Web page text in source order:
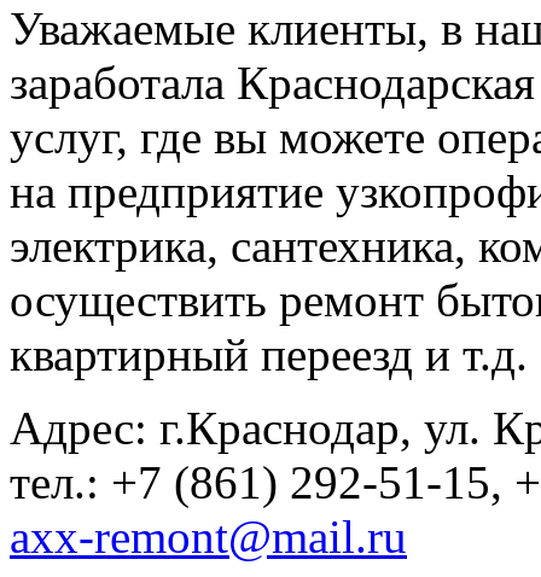
Уважаемые клиенты, в
заработала
услуг, где вы можете
на предприятие
электрика, сантехника,
осуществить ремонт
квартирный переезд и т.д.
Адрес: г.Краснодар, ул.
тел.: +7 (861) 292-51-15,
axx-remont@mail.ru